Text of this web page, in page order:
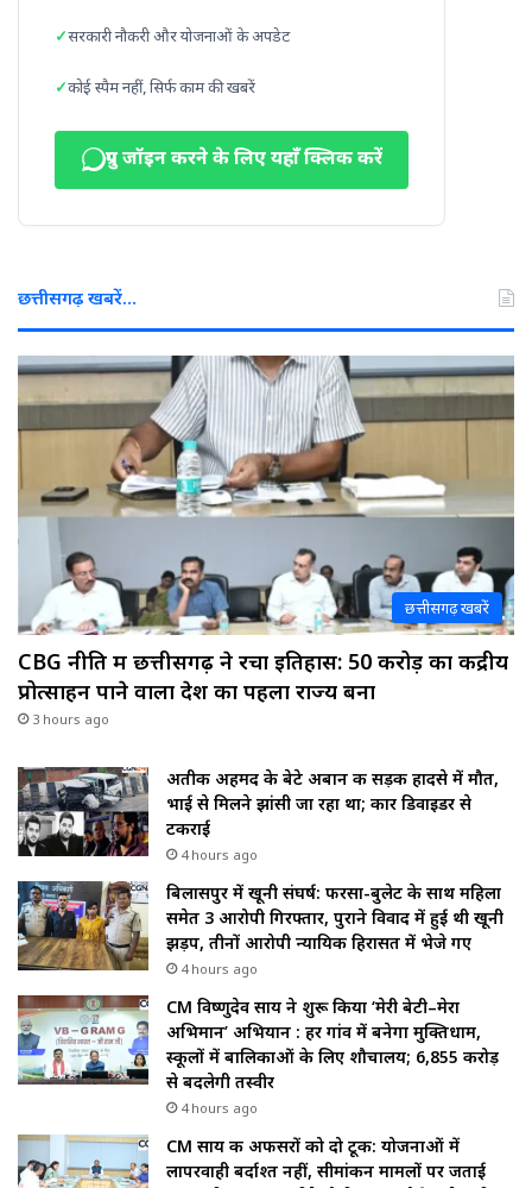
सरकारी नौकरी और योजनाओं के अपडेट
कोई स्पैम नहीं, सिर्फ काम की खबरें
ग्रुप जॉइन करने के लिए यहाँ क्लिक करें
छत्तीसगढ़ खबरें…
छत्तीसगढ़ खबरें
CBG नीति में छत्तीसगढ़ ने रचा इतिहास: ₹50 करोड़ का केंद्रीय
प्रोत्साहन पाने वाला देश का पहला राज्य बना
3 hours ago
अतीक अहमद के बेटे अबान की सड़क हादसे में मौत,
भाई से मिलने झांसी जा रहा था; कार डिवाइडर से
टकराई
4 hours ago
बिलासपुर में खूनी संघर्ष: फरसा-बुलेट के साथ महिला
समेत 3 आरोपी गिरफ्तार, पुराने विवाद में हुई थी खूनी
झड़प, तीनों आरोपी न्यायिक हिरासत में भेजे गए
4 hours ago
CM विष्णुदेव साय ने शुरू किया ‘मेरी बेटी–मेरा
अभिमान’ अभियान : हर गांव में बनेगा मुक्तिधाम,
स्कूलों में बालिकाओं के लिए शौचालय; 6,855 करोड़
से बदलेगी तस्वीर
4 hours ago
CM साय की अफसरों को दो टूक: योजनाओं में
लापरवाही बर्दाश्त नहीं, सीमांकन मामलों पर जताई